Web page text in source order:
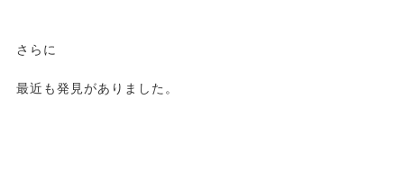
さらに
最近も発見がありました。